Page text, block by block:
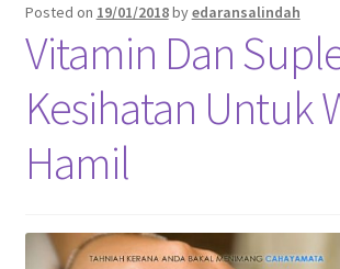
Posted on 19/01/2018byedaransalindah
Vitamin Dan
Kesihatan Untuk
Hamil